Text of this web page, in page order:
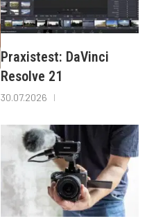
Praxistest: DaVinci
Resolve 21
30.07.2026